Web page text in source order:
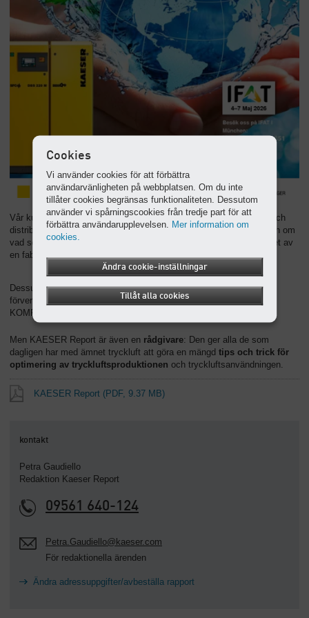
Vår kundtidning, KAESER report, utkommertvå gånger om året
och
distribueraskostnadsfritt. I den berättar vi omproduktnyheter
och om
vad som händer hos KAESER KOMPRESSORER – från öppnandet av
en fabrik till deltagande i stora evenemang.
Dessutom berättar vi omtillverkningsprocesserochprojektsom
förverkligats med användning av tryckluftsteknik från KAESER
KOMPRESSORER.
Men KAESER Report är även en rådgivare: Den ger alla de som
dagligen har med ämnet tryckluft att göra en mängd tips och trick för
optimering av tryckluftsproduktionen och tryckluftsanvändningen.
KAESER Report (PDF, 9.37 MB)
kontakt
Petra Gaudiello
Redaktion Kaeser Report
09561 640-124
Petra.Gaudiello@kaeser.com
För redaktionella ärenden
Ändra adressuppgifter/avbeställa rapport
Cookies
Vi använder cookies för att förbättra
användarvänligheten på webbplatsen. Om du inte
tillåter cookies begränsas funktionaliteten. Dessutom
använder vi spårningscookies från tredje part för att
förbättra användarupplevelsen. Mer information om
cookies.
Ändra cookie-inställningar
Tillåt alla cookies